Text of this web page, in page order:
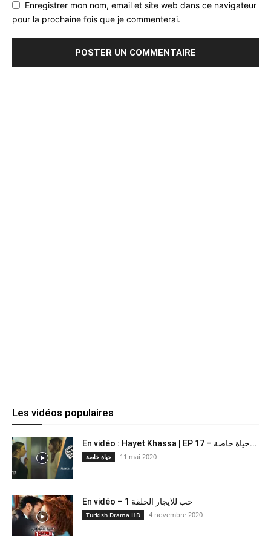
Enregistrer mon nom, email et site web dans ce navigateur
pour la prochaine fois que je commenterai.
Les vidéos populaires
En vidéo : Hayet Khassa | EP 17 – حياة خاصة...
حياة خاصة 11 mai 2020
En vidéo – حب للايجار الحلقة 1
Turkish Drama HD 4 novembre 2020